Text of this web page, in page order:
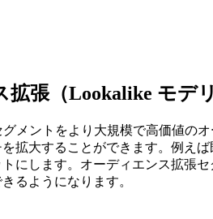
張（Lookalike モデ
メントをより大規模で高価値
拡大することができます。例え
にします。オーディエンス拡張
るようになります。